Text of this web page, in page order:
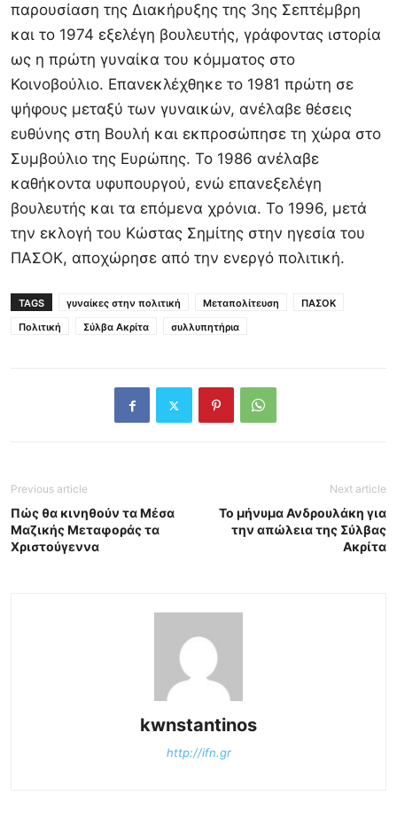
παρουσίαση της Διακήρυξης της 3ης Σεπτέμβρη
και το 1974 εξελέγη βουλευτής, γράφοντας ιστορία
ως η πρώτη γυναίκα του κόμματος στο
Κοινοβούλιο. Επανεκλέχθηκε το 1981 πρώτη σε
ψήφους μεταξύ των γυναικών, ανέλαβε θέσεις
ευθύνης στη Βουλή και εκπροσώπησε τη χώρα στο
Συμβούλιο της Ευρώπης. Το 1986 ανέλαβε
καθήκοντα υφυπουργού, ενώ επανεξελέγη
βουλευτής και τα επόμενα χρόνια. Το 1996, μετά
την εκλογή του Κώστας Σημίτης στην ηγεσία του
ΠΑΣΟΚ, αποχώρησε από την ενεργό πολιτική.
TAGS γυναίκες στην πολιτική Μεταπολίτευση
ΠΑΣΟΚ
Πολιτική
Σύλβα Ακρίτα συλλυπητήρια
Previous article
Πώς θα κινηθούν τα Μέσα
Μαζικής Μεταφοράς τα
Χριστούγεννα
Next article
Το μήνυμα Ανδρουλάκη για
την απώλεια της Σύλβας
Ακρίτα
kwnstantinos
http://ifn.gr